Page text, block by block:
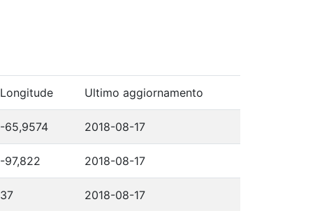
Longitude Ultimo aggiornamento
-65,9574 2018-08-17
-97,822 2018-08-17
37 2018-08-17